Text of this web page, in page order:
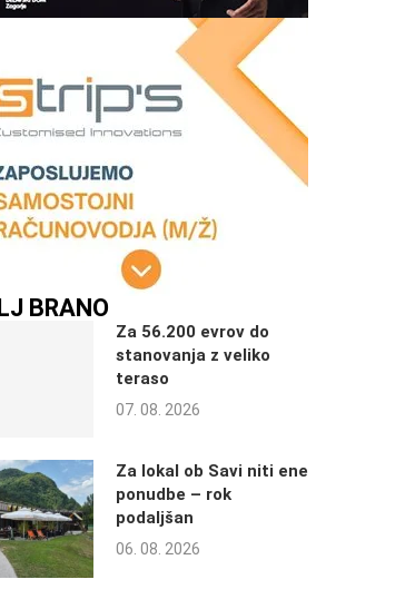
BRANO
Za 56.200 evrov do
stanovanja z veliko
teraso
07. 08. 2026
Za lokal ob Savi niti ene
ponudbe – rok
podaljšan
06. 08. 2026